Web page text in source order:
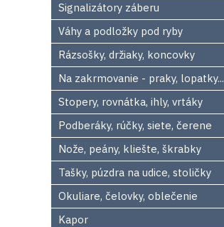
Signalizátory záberu
Váhy a podložky pod ryby
Rázsošky, držiaky, koncovky
Na zakrmovanie - praky, lopatky...
Stopery, rovnátka, ihly, vrtáky
Podberáky, rúčky, siete, čerene
Nože, peány, kliešte, škrabky
Tašky, púzdra na udice, stoličky
Okuliare, čelovky, oblečenie
Kapor